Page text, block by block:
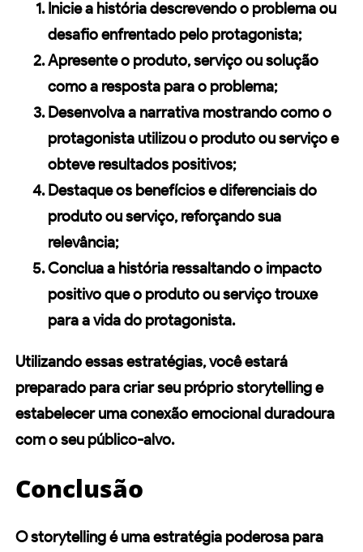
Inicie a história descrevendo o problema ou
desafio enfrentado pelo protagonista;
Apresente o produto, serviço ousolução
como a resposta para o problema;
Desenvolva a narrativa mostrando como o
protagonista utilizou o produto ou serviço e
obteve resultados positivos;
Destaque os benefícios e diferenciais do
produto ou serviço, reforçando sua
relevância;
Conclua a história ressaltando o impacto
positivo que o produto ou serviço trouxe
para a vida do protagonista.
Utilizando essas estratégias, você estará
preparado para criar seu próprio storytelling e
estabelecer uma conexão emocional duradoura
com o seu público-alvo.
Conclusão
O storytelling é uma estratégia poderosa para